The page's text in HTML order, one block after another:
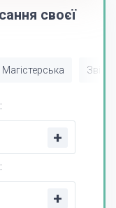
своєї
Магістерська Звіт
+
+